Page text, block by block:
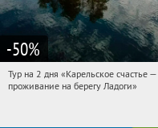
-50%
13:39:39 Купили:39
Тур на 2 дня «Карельское счастье —
проживание на берегу Ладоги»